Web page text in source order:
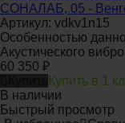
СОНАЛАБ, 05 -
Артикул: vdkv1n15
Особенностью
Акустического
60 350 ₽
Купить в 1
В наличии
Быстрый просмотр